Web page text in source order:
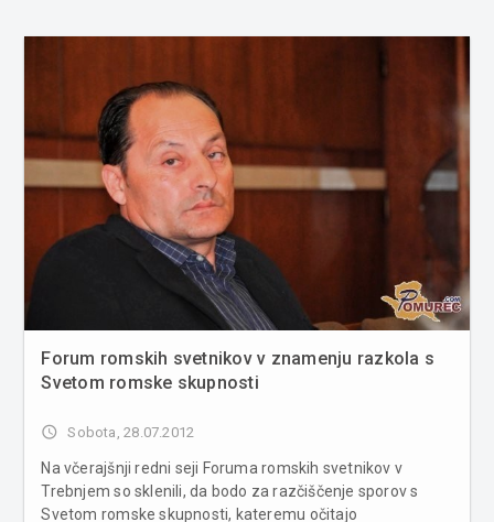
Forum romskih svetnikov v znamenju razkola s
Svetom romske skupnosti
access_time Sobota, 28.07.2012
Na včerajšnji redni seji Foruma romskih svetnikov v
Trebnjem so sklenili, da bodo za razčiščenje sporov s
Svetom romske skupnosti, kateremu očitajo